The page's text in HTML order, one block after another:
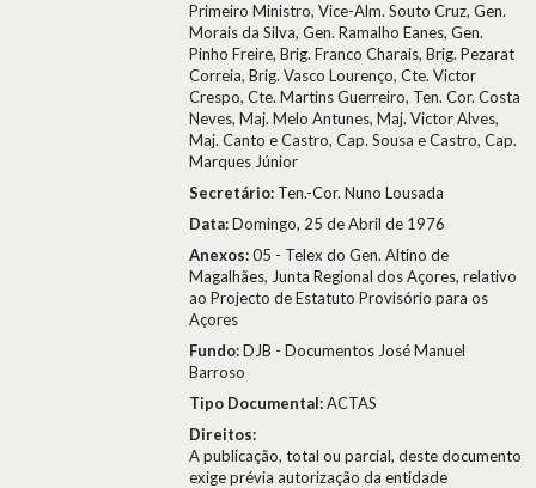
Primeiro Ministro, Vice-Alm. Souto Cruz, Gen.
Morais da Silva, Gen. Ramalho Eanes, Gen.
Pinho Freire, Brig. Franco Charais, Brig. Pezarat
Correia, Brig. Vasco Lourenço, Cte. Victor
Crespo, Cte. Martins Guerreiro, Ten. Cor. Costa
Neves, Maj. Melo Antunes, Maj. Victor Alves,
Maj. Canto e Castro, Cap. Sousa e Castro, Cap.
Marques Júnior
Secretário: Ten.-Cor. Nuno Lousada
Data:Domingo, 25 de Abril de 1976
Anexos:05 - Telex do Gen. Altino de
Magalhães, Junta Regional dos Açores, relativo
ao Projecto de Estatuto Provisório para os
Açores
Fundo:DJB - Documentos José Manuel
Barroso
Tipo Documental:ACTAS
Direitos:
A publicação, total ou parcial, deste documento
exige prévia autorização da entidade